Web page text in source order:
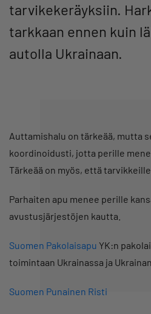
tarvikekeräyksiin.
tarkkaan ennen kuin
autolla Ukrainaan.
Auttamishalu on tärkeää, mutta
koordinoidusti, jotta perille
Tärkeää on myös, että
Parhaiten apu menee perille
avustusjärjestöjen kautta.
Suomen Pakolaisapu YK:n
toimintaan Ukrainassa ja
Suomen Punainen Risti